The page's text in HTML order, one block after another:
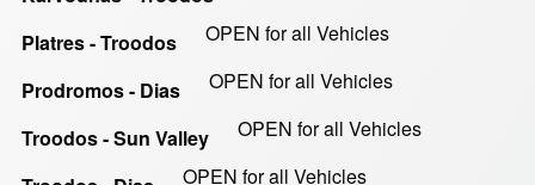
Platres - Troodos OPEN for all Vehicles
Prodromos - Dias OPEN for all Vehicles
Troodos - Sun Valley OPEN for all Vehicles
OPEN for all Vehicles